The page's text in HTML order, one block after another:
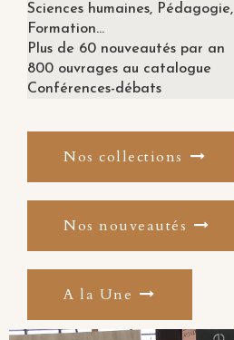
Sciences humaines, Pédagogie,
Formation...
Plus de 60 nouveautés par an
800 ouvrages au catalogue
Conférences-débats
Nos collections
Nos nouveautés
A la Une